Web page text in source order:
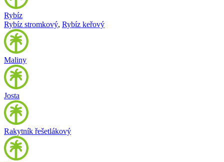
Rybíz
Rybíz stromkový, Rybíz keřový
Maliny
Josta
Rakytník řešetlákový